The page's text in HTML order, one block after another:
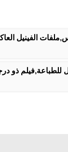
الفينيل
للطباعة,فيلم ذو